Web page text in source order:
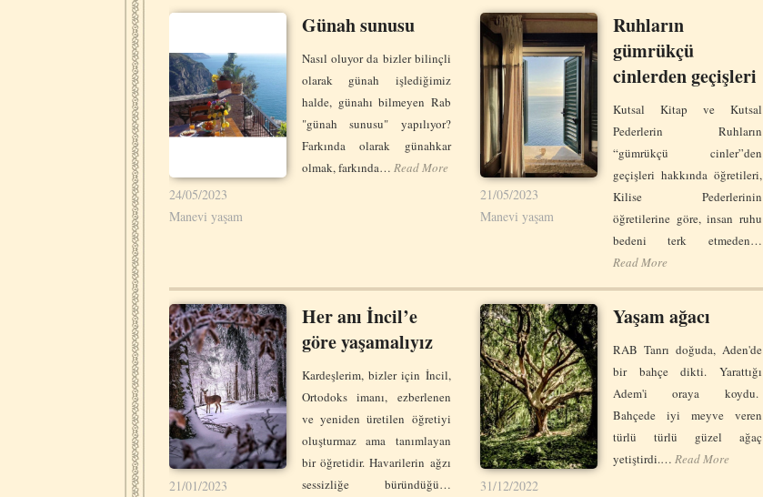
24/05/2023
Manevi yaşam
Günah sunusu
Nasıl oluyor da bizler bilinçli
olarak günah işlediğimiz
halde, günahı bilmeyen Rab
"günah sunusu" yapılıyor?
Farkında olarak günahkar
olmak, farkında…Read More
21/05/2023
Manevi yaşam
Ruhların
gümrükçü
cinlerden geçişleri
Kutsal Kitap ve Kutsal
Pederlerin Ruhların
“gümrükçü cinler”den
geçişleri hakkında öğretileri,
Kilise Pederlerinin
öğretilerine göre, insan ruhu
bedeni terk etmeden…
Read More
21/01/2023
Her anı İncil’e
göre yaşamalıyız
Kardeşlerim, bizler için İncil,
Ortodoks imanı, ezberlenen
ve yeniden üretilen öğretiyi
oluşturmaz ama tanımlayan
bir öğretidir. Havarilerin ağzı
sessizliğe büründüğü…
31/12/2022
Yaşam ağacı
RAB Tanrı doğuda, Aden'de
bir bahçe dikti. Yarattığı
Adem'i oraya koydu.
Bahçede iyi meyve veren
türlü türlü güzel ağaç
yetiştirdi.…Read More